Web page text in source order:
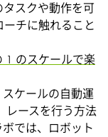
スクや動作を可
チに触れること
1 のスケールで楽
ケールの自動運
レースを行う方法
では、ロボット